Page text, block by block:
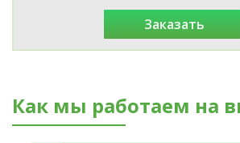
заказать
Как мы работаем на